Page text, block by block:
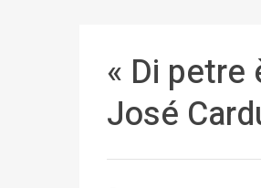
« Di petre
José